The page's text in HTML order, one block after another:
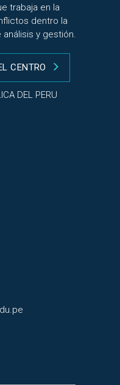
trabaja en la
dentro la
y gestión.
CENTRO
DEL PERU